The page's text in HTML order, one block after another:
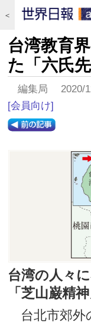
＜
台湾教育
た「六氏先
編集局
[会員向け]
台湾の人々
「芝山巌精神
台北市郊外